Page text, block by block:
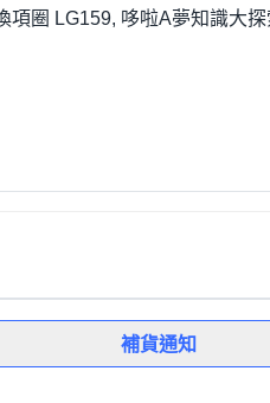
項圈 LG159, 哆啦A夢知識大
補貨通知